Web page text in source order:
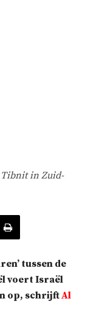
in Zuid-
tussen de
voert Israël
op, schrijftAl